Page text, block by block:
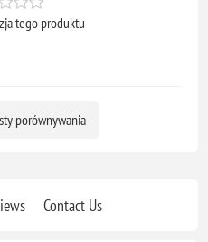
tego produktu
porównywania
Contact Us